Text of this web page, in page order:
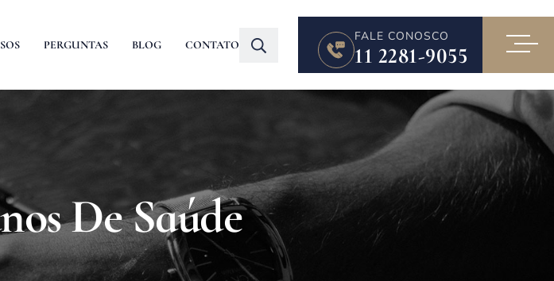
PERGUNTAS BLOG CONTATO
FALE CONOSCO
11 2281-9055
De Saúde